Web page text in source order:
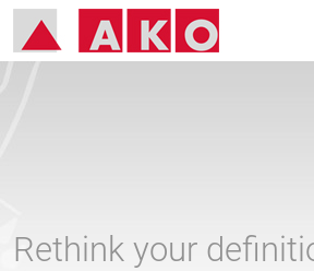
Rethink your